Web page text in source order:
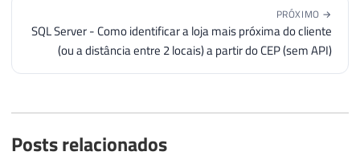
PRÓXIMO →
SQL Server - Como identificar a loja mais próxima do cliente
(ou a distância entre 2 locais) a partir do CEP (sem API)
Posts relacionados